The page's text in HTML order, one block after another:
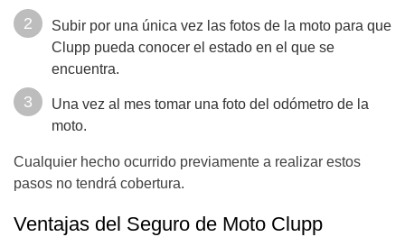
Subir por una única vez las fotos de la moto para que
Clupp pueda conocer el estado en el que se
encuentra.
Una vez al mes tomar una foto del odómetro de la
moto.
Cualquier hecho ocurrido previamente a realizar estos
pasos no tendrá cobertura.
Ventajas del Seguro de Moto Clupp